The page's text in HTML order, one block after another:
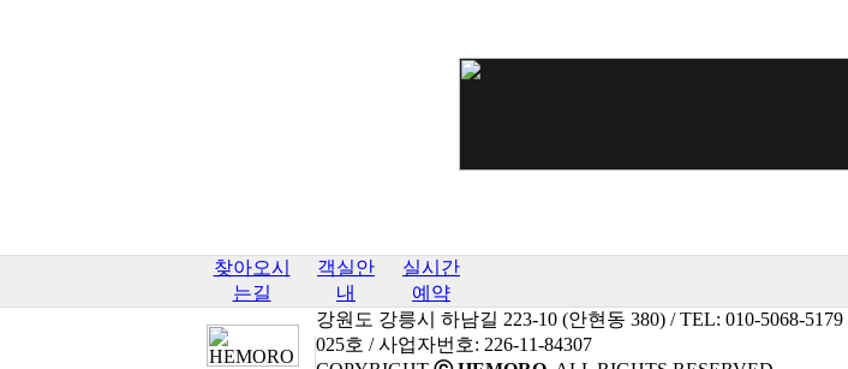
찾아오시
는길
객실안
내
실시간
예약
강원도 강릉시 하남길 223-10 (안현동 380) / TEL: 010-5068-
025호 / 사업자번호: 226-11-84307